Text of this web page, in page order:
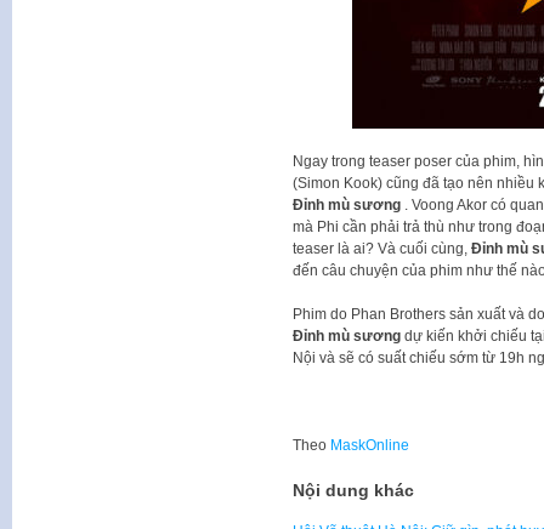
Ngay trong teaser poser của phim,
(Simon Kook) cũng đã tạo nên nhiều
Đỉnh mù sương. Voong Akor có
mà Phi cần phải trả thù như trong
teaser là ai? Và cuối cùng, Đỉnh mù
đến câu chuyện của phim như thế
Phim do Phan Brothers sản xuất và
Đỉnh mù sươngdự kiến khởi chiếu
Nội và sẽ có suất chiếu sớm từ 19h
Theo MaskOnline
Nội dung khác